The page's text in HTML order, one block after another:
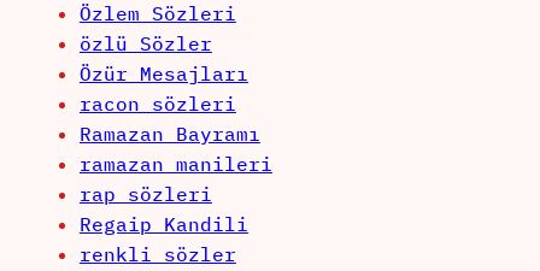
Özlem Sözleri
özlü Sözler
Özür Mesajları
racon sözleri
Ramazan Bayramı
ramazan manileri
rap sözleri
Regaip Kandili
renkli sözler